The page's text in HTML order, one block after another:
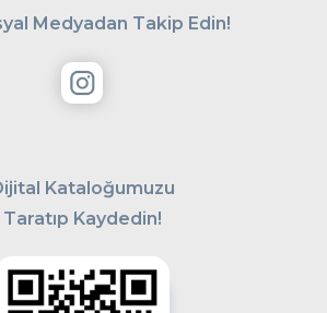
Medyadan Takip Edin!
Kataloğumuzu
Taratıp Kaydedin!